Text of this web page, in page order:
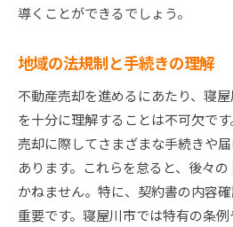
導くことができるでしょう。
地域の法規制と手続きの理解
不動産売却を進めるにあたり、寝
を十分に理解することは不可欠で
売却に際してさまざまな手続きや
あります。これらを怠ると、後々
かねません。特に、契約書の内容
重要です。寝屋川市では特有の条